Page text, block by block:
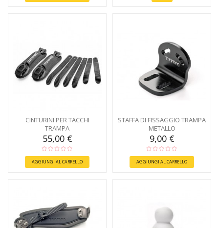
CINTURINI PER TACCHI
TRAMPA
55,00 €
AGGIUNGI AL CARRELLO
STAFFA DI FISSAGGIO TRAMPA
METALLO
9,00 €
AGGIUNGI AL CARRELLO